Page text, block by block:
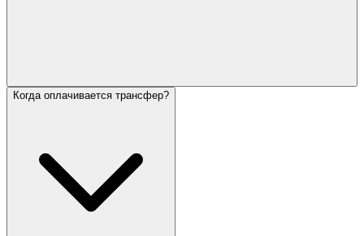
Когда оплачивается трансфер?